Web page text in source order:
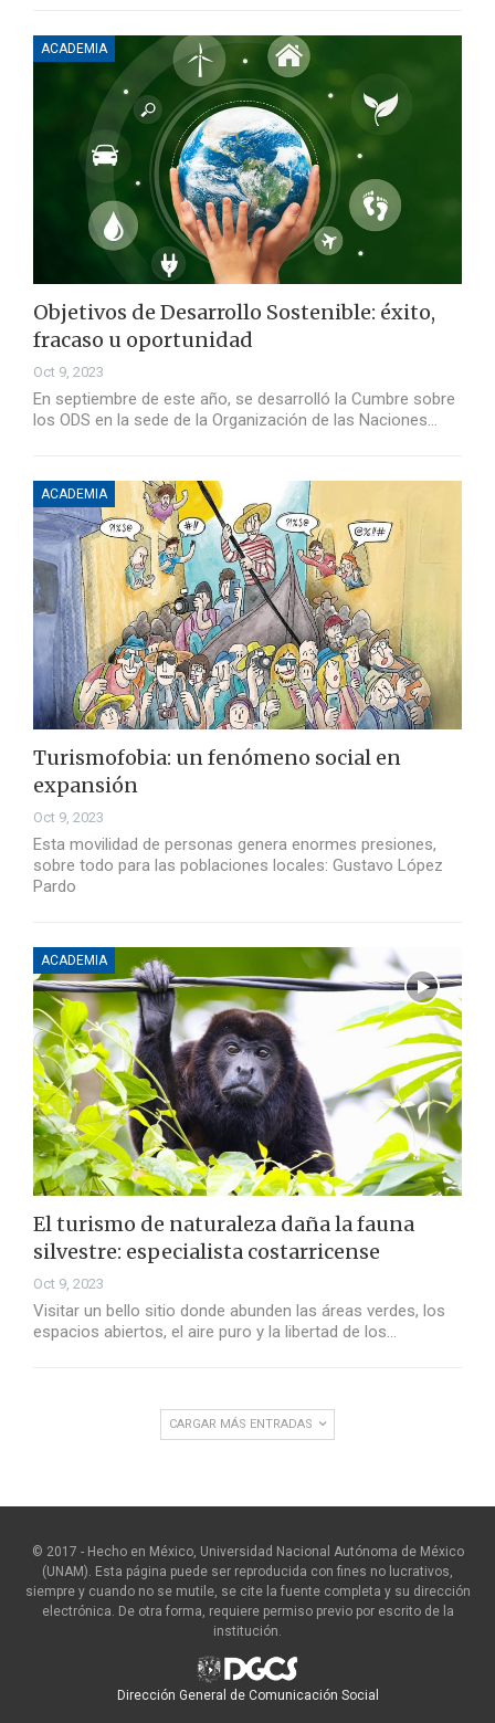
ACADEMIA
Objetivos de Desarrollo Sostenible: éxito,
fracaso u oportunidad
Oct 9, 2023
En septiembre de este año, se desarrolló la Cumbre sobre
los ODS en la sede de la Organización de las Naciones…
ACADEMIA
Turismofobia: un fenómeno social en
expansión
Oct 9, 2023
Esta movilidad de personas genera enormes presiones,
sobre todo para las poblaciones locales: Gustavo López
Pardo
ACADEMIA
El turismo de naturaleza daña la fauna
silvestre: especialista costarricense
Oct 9, 2023
Visitar un bello sitio donde abunden las áreas verdes, los
espacios abiertos, el aire puro y la libertad de los…
CARGAR MÁS ENTRADAS
© 2017 - Hecho en México, Universidad Nacional Autónoma de México
(UNAM). Esta página puede ser reproducida con fines no lucrativos,
siempre y cuando no se mutile, se cite la fuente completa y su dirección
electrónica. De otra forma, requiere permiso previo por escrito de la
institución.
Dirección General de Comunicación Social